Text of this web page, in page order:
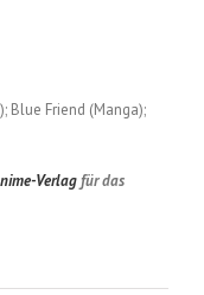
Blue Friend (Manga);
Verlagfür das